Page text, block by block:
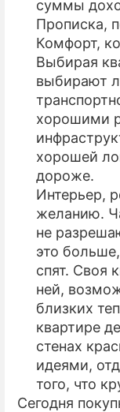
суммы
Прописка,
Комфорт,
Выбирая
выбирают
хорошими
хорошей
дороже.
Интерьер,
желанию.
не
это
спят. Своя
ней,
близких
квартире
стенах
идеями,
того, что
Сегодня